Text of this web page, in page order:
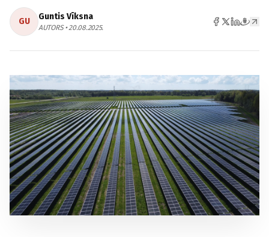
GU Guntis Vīksna
AUTORS • 20.08.2025.